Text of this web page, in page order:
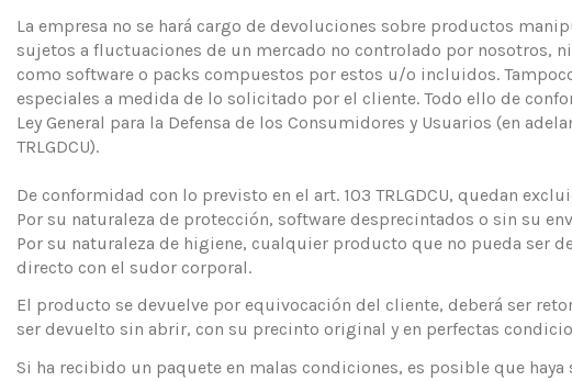
La empresa no se hará cargo de devoluciones sobre productos
sujetos a fluctuaciones de un mercado no controlado por nosotros,
como software o packs compuestos por estos u/o incluidos.
especiales a medida de lo solicitado por el cliente. Todo ello de
Ley General para la Defensa de los Consumidores y Usuarios (en
TRLGDCU).
De conformidad con lo previsto en el art. 103 TRLGDCU, quedan
Por su naturaleza de protección, software desprecintados o sin su
Por su naturaleza de higiene, cualquier producto que no pueda ser
directo con el sudor corporal.
El producto se devuelve por equivocación del cliente, deberá ser
ser devuelto sin abrir, con su precinto original y en perfectas
Si ha recibido un paquete en malas condiciones, es posible que